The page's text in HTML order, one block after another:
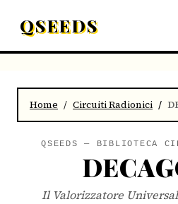
QSEEDS
Home Circuiti Radionici
QSEEDS — BIBLIOTECA
Il Valorizzatore